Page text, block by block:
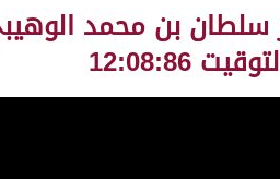
بن محمد